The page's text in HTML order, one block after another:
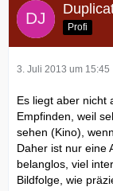
Profi
3. Juli 2013 um 15:45
Es liegt aber nicht
Empfinden, weil
sehen (Kino),
Daher ist nur eine
belanglos, viel
Bildfolge, wie